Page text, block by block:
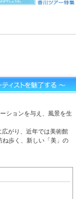
ションを与え、風景を生
がり、近年では美術館
歩く、新しい「美」の